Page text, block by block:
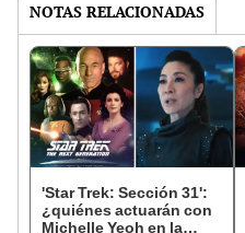
NOTAS RELACIONADAS
'Star Trek: Sección 31':
¿quiénes actuarán con
Michelle Yeoh en la